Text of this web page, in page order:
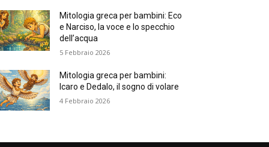
Mitologia greca per bambini: Eco
e Narciso, la voce e lo specchio
dell’acqua
5 Febbraio 2026
Mitologia greca per bambini:
Icaro e Dedalo, il sogno di volare
4 Febbraio 2026